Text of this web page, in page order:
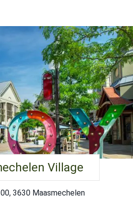
Village
3630 Maasmechelen